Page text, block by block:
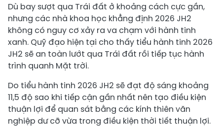
Dù bay sượt qua Trái đất ở khoảng cách cực gần,
nhưng các nhà khoa học khẳng định 2026 JH2
không có nguy cơ xảy ra va chạm với hành tinh
xanh. Quỹ đạo hiện tại cho thấy tiểu hành tinh 2026
JH2 sẽ an toàn lướt qua Trái đất rồi tiếp tục hành
trình quanh Mặt trời.
Do tiểu hành tinh 2026 JH2 sẽ đạt độ sáng khoảng
11,5 độ sao khi tiếp cận gần nhất nên tạo điều kiện
thuận lợi để quan sát bằng các kính thiên văn
nghiệp dư cỡ vừa trong điều kiện thời tiết thuận lợi.